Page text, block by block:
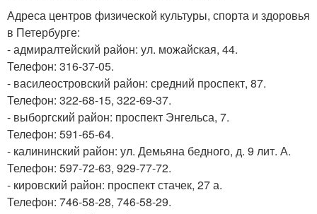
Адреса центров физической культуры, спорта и здоровья
в Петербурге:
- адмиралтейский район: ул. можайская, 44.
Телефон: 316-37-05.
- василеостровский район: средний проспект, 87.
Телефон: 322-68-15, 322-69-37.
- выборгский район: проспект Энгельса, 7.
Телефон: 591-65-64.
- калининский район: ул. Демьяна бедного, д. 9 лит. А.
Телефон: 597-72-63, 929-77-72.
- кировский район: проспект стачек, 27 а.
Телефон: 746-58-28, 746-58-29.